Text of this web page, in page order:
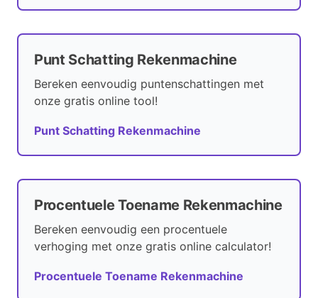
Punt Schatting Rekenmachine
Bereken eenvoudig puntenschattingen met
onze gratis online tool!
Punt Schatting Rekenmachine
Procentuele Toename Rekenmachine
Bereken eenvoudig een procentuele
verhoging met onze gratis online calculator!
Procentuele Toename Rekenmachine